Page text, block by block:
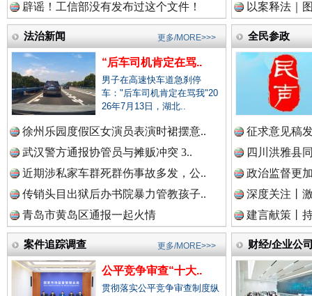
中国企业新闻网.
中国农业新闻网.
中国视频新闻网.
中国廉政法纪网.
三年瞒报超千万 隐匿收入偷税被查处..
祁连巍巍树丰碑 高回报
辟谣！工信部没有发布过这个文件！
以案释法｜
法治新闻
“后车司机肯定在骂..
男子在高速快车道急刹停
车："后车司机肯定在骂我"20
26年7月13日，湖北..
徐州乐园度假区女演员表演时裙摆意..
武汉警方通报协管员与摊贩冲突 3..
近期涉私家车群死群伤事故多发，公..
传销头目出狱后办书院暴力管教孩子..
青岛市黄岛区通报一起火情
更多/MORE>>> 全民参政
征求意见稿
四川洪雅县
政治监督更
深度关注丨
建言献策丨
案件追踪调查
公平竞争审查“十大..
贯彻落实公平竞争审查制度纵
更多/MORE>>> 财经/企业公